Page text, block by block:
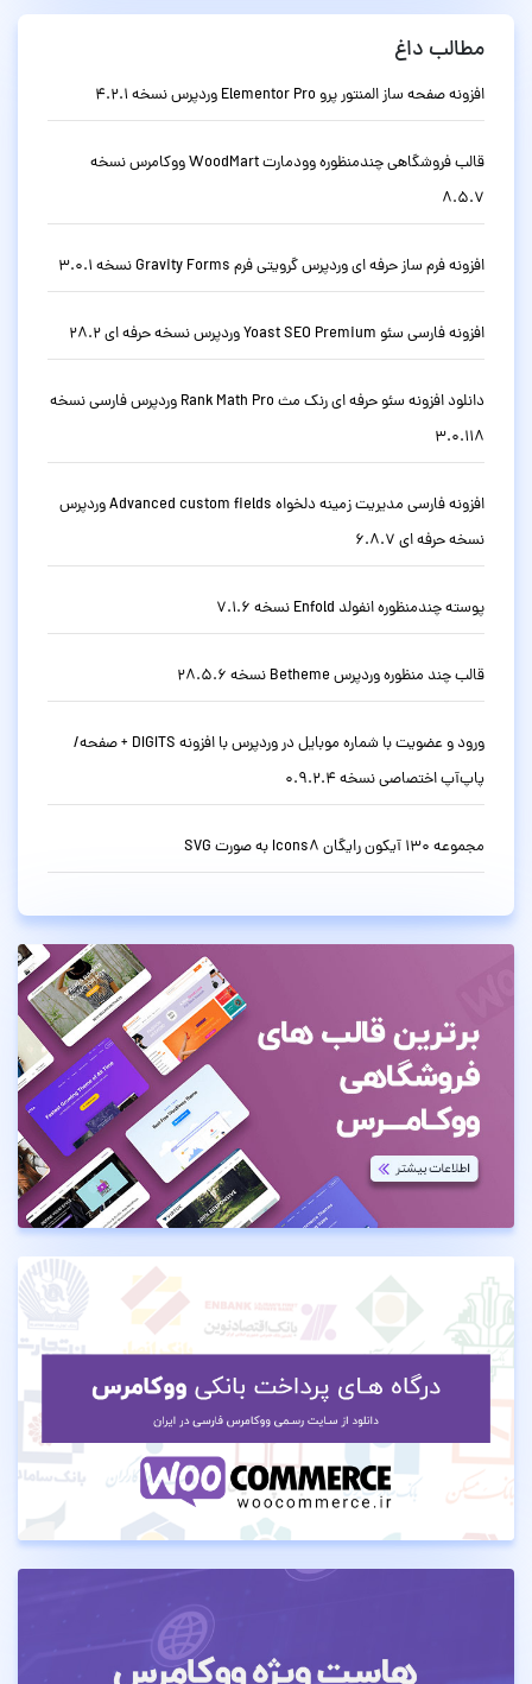
مطالب داغ
افزونه صفحه ساز المنتور پرو Elementor Pro وردپرس نسخه 4.2.1
قالب فروشگاهی چندمنظوره وودمارت WoodMart ووکامرس نسخه
8.5.7
افزونه فرم ساز حرفه ای وردپرس گرویتی فرم Gravity Forms نسخه 3.0.1
افزونه فارسی سئو Yoast SEO Premium وردپرس نسخه حرفه ای 28.2
دانلود افزونه سئو حرفه ای رنک مث Rank Math Pro وردپرس فارسی نسخه
3.0.118
افزونه فارسی مدیریت زمینه دلخواه Advanced custom fields وردپرس
نسخه حرفه ای 6.8.7
پوسته چندمنظوره انفولد Enfold نسخه 7.1.6
قالب چند منظوره وردپرس Betheme نسخه 28.5.6
ورود و عضویت با شماره موبایل در وردپرس با افزونه DIGITS + صفحه/
پاپ‌آپ اختصاصی نسخه 0.9.2.4
مجموعه 130 آیکون رایگان Icons8 به صورت SVG